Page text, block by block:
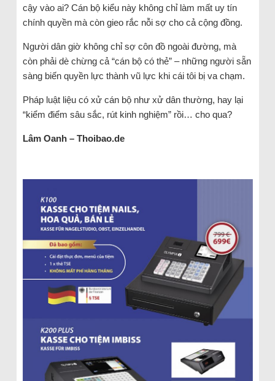
cậy vào ai? Cán bộ kiểu này không chỉ làm mất uy tín
chính quyền mà còn gieo rắc nỗi sợ cho cả cộng đồng.
Người dân giờ không chỉ sợ côn đồ ngoài đường, mà
còn phải dè chừng cả “cán bộ có thẻ” – những người sẵn
sàng biến quyền lực thành vũ lực khi cái tôi bị va chạm.
Pháp luật liệu có xử cán bộ như xử dân thường, hay lại
“kiểm điểm sâu sắc, rút kinh nghiệm” rồi… cho qua?
Lâm Oanh – Thoibao.de